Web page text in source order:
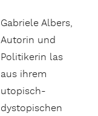
Gabriele Albers,
Autorin und
Politikerin las
aus ihrem
utopisch-
dystopischen